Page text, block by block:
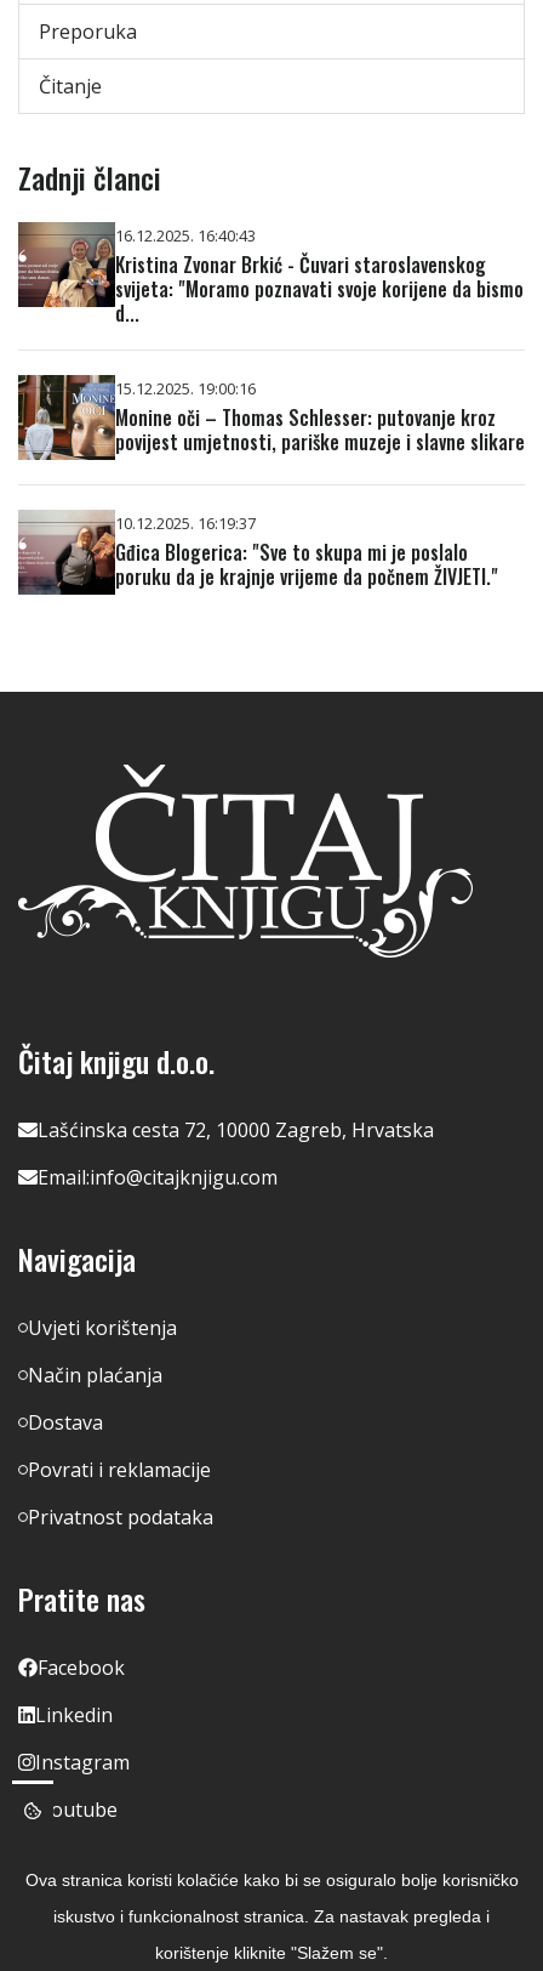
Preporuka
Čitanje
Zadnji članci
16.12.2025. 16:40:43
Kristina Zvonar Brkić - Čuvari staroslavenskog
svijeta: "Moramo poznavati svoje korijene da bismo
d...
15.12.2025. 19:00:16
Monine oči – Thomas Schlesser: putovanje kroz
povijest umjetnosti, pariške muzeje i slavne slikare
10.12.2025. 16:19:37
Gđica Blogerica: "Sve to skupa mi je poslalo
poruku da je krajnje vrijeme da počnem ŽIVJETI."
Čitaj knjigu d.o.o.
Lašćinska cesta 72, 10000 Zagreb, Hrvatska
Email:info@citajknjigu.com
Navigacija
Uvjeti korištenja
Način plaćanja
Dostava
Povrati i reklamacije
Privatnost podataka
Pratite nas
Facebook
Linkedin
Instagram
Youtube
Ova stranica koristi kolačiće kako bi se osiguralo bolje korisničko
iskustvo i funkcionalnost stranica. Za nastavak pregleda i
korištenje kliknite "Slažem se".